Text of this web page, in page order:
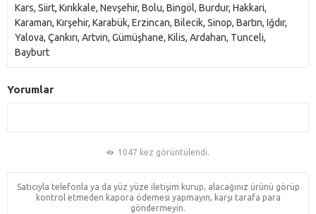
Kars, Siirt, Kırıkkale, Nevşehir, Bolu, Bingöl, Burdur, Hakkari,
Karaman, Kırşehir, Karabük, Erzincan, Bilecik, Sinop, Bartın, Iğdır,
Yalova, Çankırı, Artvin, Gümüşhane, Kilis, Ardahan, Tunceli,
Bayburt
Yorumlar
1047 kez görüntülendi.
Satıcıyla telefonla ya da yüz yüze iletişim kurup, alacağınız ürünü görüp
kontrol etmeden kapora ödemesi yapmayın, karşı tarafa para
göndermeyin.